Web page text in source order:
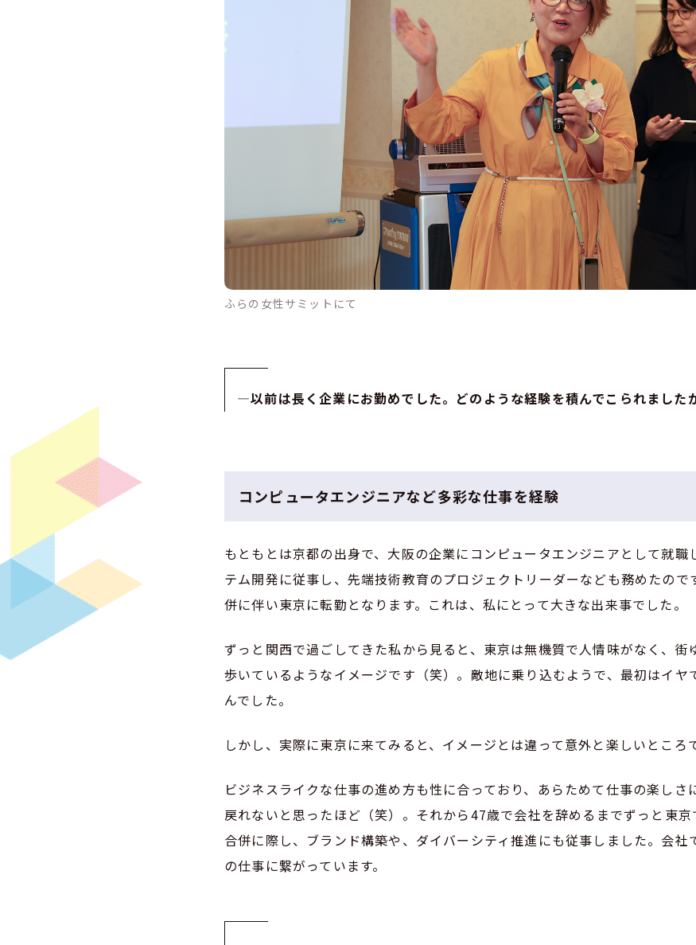
ふらの女性サミットにて
—以前は長く企業にお勤めでした。どのような経験を積んでこられました
コンピュータエンジニアなど多彩な仕事を経験
もともとは京都の出身で、大阪の企業にコンピュータエンジニアとして就職
テム開発に従事し、先端技術教育のプロジェクトリーダーなども務めたので
併に伴い東京に転勤となります。これは、私にとって大きな出来事でした。
ずっと関西で過ごしてきた私から見ると、東京は無機質で人情味がなく、街
歩いているようなイメージです（笑）。敵地に乗り込むようで、最初はイヤ
んでした。
しかし、実際に東京に来てみると、イメージとは違って意外と楽しいところ
ビジネスライクな仕事の進め方も性に合っており、あらためて仕事の楽しさ
戻れないと思ったほど（笑）。それから47歳で会社を辞めるまでずっと東
合併に際し、ブランド構築や、ダイバーシティ推進にも従事しました。会社
の仕事に繋がっています。